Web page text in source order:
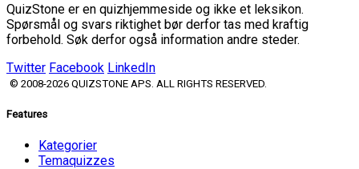
QuizStone er en quizhjemmeside og ikke et leksikon.
Spørsmål og svars riktighet bør derfor tas med kraftig
forbehold. Søk derfor også information andre steder.
Twitter Facebook LinkedIn
© 2008-2026 QUIZSTONE APS. ALL RIGHTS RESERVED.
Features
Kategorier
Temaquizzes